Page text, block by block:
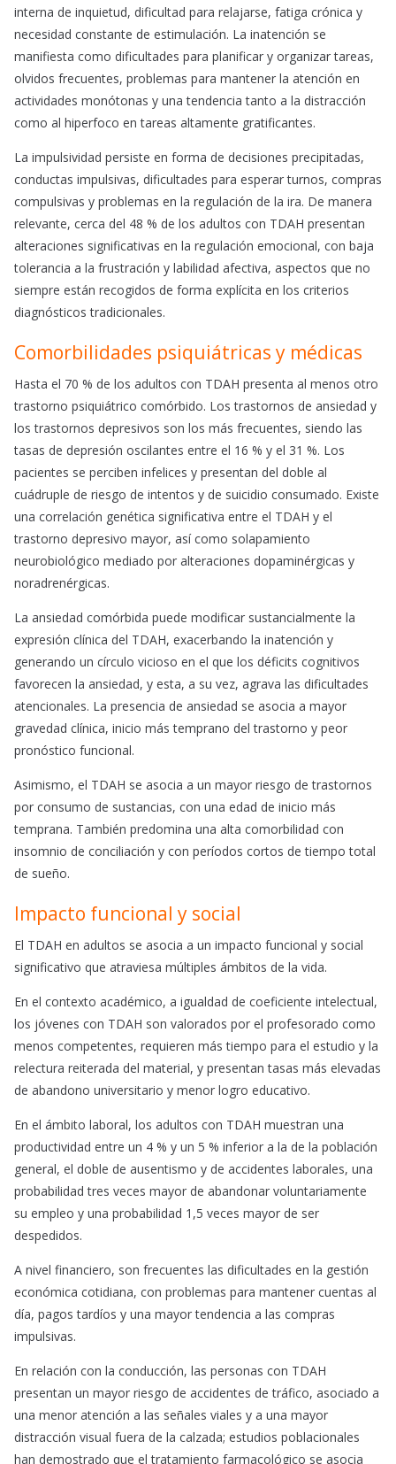
interna de inquietud, dificultad para relajarse, fatiga crónica y
necesidad constante de estimulación. La inatención se
manifiesta como dificultades para planificar y organizar tareas,
olvidos frecuentes, problemas para mantener la atención en
actividades monótonas y una tendencia tanto a la distracción
como al hiperfoco en tareas altamente gratificantes.
La impulsividad persiste en forma de decisiones precipitadas,
conductas impulsivas, dificultades para esperar turnos, compras
compulsivas y problemas en la regulación de la ira. De manera
relevante, cerca del 48 % de los adultos con TDAH presentan
alteraciones significativas en la regulación emocional, con baja
tolerancia a la frustración y labilidad afectiva, aspectos que no
siempre están recogidos de forma explícita en los criterios
diagnósticos tradicionales.
Comorbilidades psiquiátricas y médicas
Hasta el 70 % de los adultos con TDAH presenta al menos otro
trastorno psiquiátrico comórbido. Los trastornos de ansiedad y
los trastornos depresivos son los más frecuentes, siendo las
tasas de depresión oscilantes entre el 16 % y el 31 %. Los
pacientes se perciben infelices y presentan del doble al
cuádruple de riesgo de intentos y de suicidio consumado. Existe
una correlación genética significativa entre el TDAH y el
trastorno depresivo mayor, así como solapamiento
neurobiológico mediado por alteraciones dopaminérgicas y
noradrenérgicas.
La ansiedad comórbida puede modificar sustancialmente la
expresión clínica del TDAH, exacerbando la inatención y
generando un círculo vicioso en el que los déficits cognitivos
favorecen la ansiedad, y esta, a su vez, agrava las dificultades
atencionales. La presencia de ansiedad se asocia a mayor
gravedad clínica, inicio más temprano del trastorno y peor
pronóstico funcional.
Asimismo, el TDAH se asocia a un mayor riesgo de trastornos
por consumo de sustancias, con una edad de inicio más
temprana. También predomina una alta comorbilidad con
insomnio de conciliación y con períodos cortos de tiempo total
de sueño.
Impacto funcional y social
El TDAH en adultos se asocia a un impacto funcional y social
significativo que atraviesa múltiples ámbitos de la vida.
En el contexto académico, a igualdad de coeficiente intelectual,
los jóvenes con TDAH son valorados por el profesorado como
menos competentes, requieren más tiempo para el estudio y la
relectura reiterada del material, y presentan tasas más elevadas
de abandono universitario y menor logro educativo.
En el ámbito laboral, los adultos con TDAH muestran una
productividad entre un 4 % y un 5 % inferior a la de la población
general, el doble de ausentismo y de accidentes laborales, una
probabilidad tres veces mayor de abandonar voluntariamente
su empleo y una probabilidad 1,5 veces mayor de ser
despedidos.
A nivel financiero, son frecuentes las dificultades en la gestión
económica cotidiana, con problemas para mantener cuentas al
día, pagos tardíos y una mayor tendencia a las compras
impulsivas.
En relación con la conducción, las personas con TDAH
presentan un mayor riesgo de accidentes de tráfico, asociado a
una menor atención a las señales viales y a una mayor
distracción visual fuera de la calzada; estudios poblacionales
han demostrado que el tratamiento farmacológico se asocia